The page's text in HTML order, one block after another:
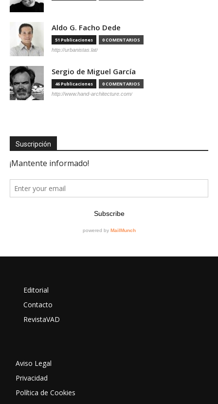
Aldo G. Facho Dede
51 Publicaciones 0 COMENTARIOS
http://urbanistas.lat/
Sergio de Miguel García
46 Publicaciones 0 COMENTARIOS
http://www.hand-architecture.com/
Suscripción
Editorial
Contacto
RevistaVAD
Aviso Legal
Privacidad
Política de Cookies